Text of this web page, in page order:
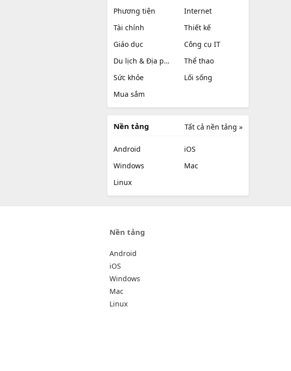
Phương tiện
Internet
Tài chính
Thiết kế
Giáo dục
Công cụ IT
Du lịch & Địa phương
Thể thao
Sức khỏe
Lối sống
Mua sắm
Tất cả nền tảng »
Nền tảng
Android
iOS
Windows
Mac
Linux
Nền tảng
Android
iOS
Windows
Mac
Linux